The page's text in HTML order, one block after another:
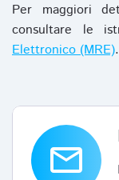
Per maggiori
consultare le
Elettronico (MRE).
email